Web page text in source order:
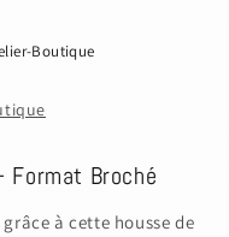
Boutique
Format Broché
à cette housse de